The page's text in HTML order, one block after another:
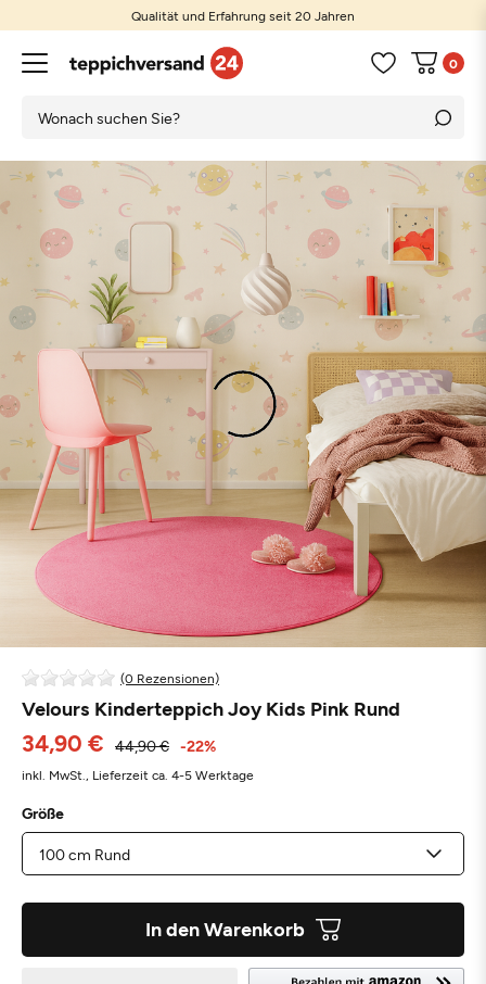
Qualität und Erfahrung seit 20 Jahren
0
(0 Rezensionen)
Velours Kinderteppich Joy Kids Pink Rund
34,90 € 44,90 € -22%
inkl. MwSt., Lieferzeit ca. 4-5 Werktage
Größe
In den Warenkorb